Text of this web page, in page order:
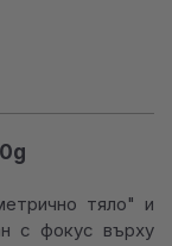
тяло" и
с фокус върху